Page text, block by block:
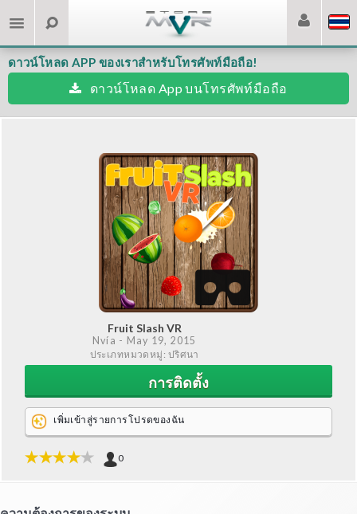
ดาวน์โหลด APP ของเราสำหรับโทรศัพท์มือถือ!
ดาวน์โหลด App บนโทรศัพท์มือถือ
Fruit Slash VR
Nvía - May 19, 2015
ประเภทหมวดหมู่: ปริศนา
การติดตั้ง
เพิ่มเข้าสู่รายการโปรดของฉัน
0